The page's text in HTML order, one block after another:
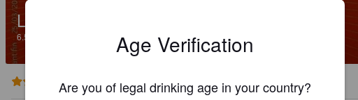
LA CAMARADE AMBRÉE
6.5% La Camarade [Closed].
Age Verification
Are you of legal drinking age in your country?